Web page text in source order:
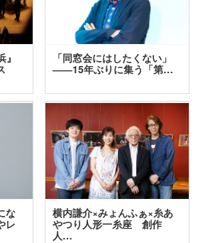
「同窓会にはしたくない」
――15年ぶりに集う「第…
な
レ
横内謙介×みょんふぁ×糸あ
やつり人形一糸座 創作
人…